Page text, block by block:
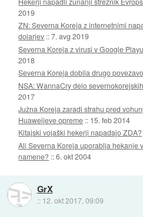
2019
ZN: Severna Koreja z internetnimi
dolarjev ::7. avg 2019
Severna Koreja z virusi v Google
2018
Severna Koreja dobila drugo
NSA: WannaCry delo
2017
Južna Koreja zaradi strahu pred
Huaweijeve opreme :: 15. feb 2014
Kitajski vojaški hekerji napadajo ZDA?
Ali Severna Koreja uporablja hekanje
namene? ::6. okt 2004
GrX
:: 12. okt 2017, 09:09